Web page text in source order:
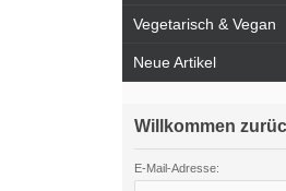
Vegetarisch & Vegan
Neue Artikel
Willkommen
E-Mail-Adresse: